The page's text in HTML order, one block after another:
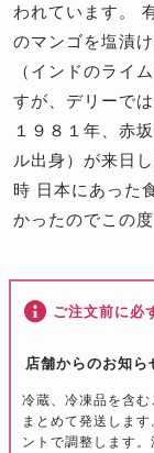
われています。
のマンゴを塩漬
（インドのライ
すが、デリーで
１９８１年、赤
ル出身）が来日
時 日本にあった
かったのでこの
ご注文前に必
店舗からのお知ら
冷蔵、冷凍品を含
まとめて発送しま
ントで調整します